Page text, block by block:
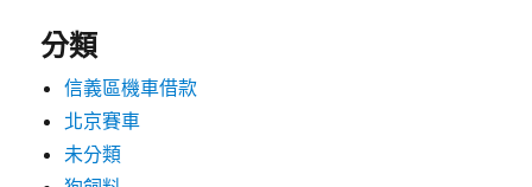
分類
信義區機車借款
北京賽車
未分類